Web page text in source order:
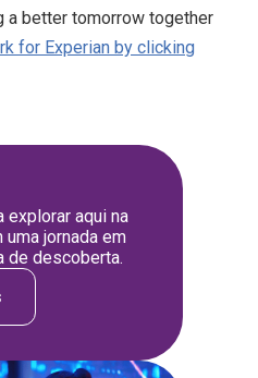
a better tomorrow together
for Experian by clicking
explorar aqui na
uma jornada em
de descoberta.